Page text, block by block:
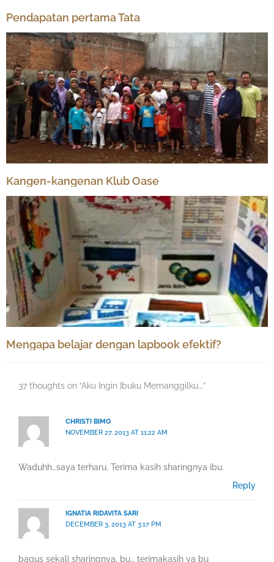
Pendapatan pertama Tata
Kangen-kangenan Klub Oase
Mengapa belajar dengan lapbook efektif?
37 thoughts on “Aku Ingin Ibuku Memanggilku….”
CHRISTI BIMO
NOVEMBER 27, 2013 AT 11:22 AM
Waduhh…saya terharu. Terima kasih sharingnya ibu.
Reply
IGNATIA RIDAVITA SARI
DECEMBER 3, 2013 AT 3:17 PM
bagus sekali sharingnya, bu… terimakasih ya bu